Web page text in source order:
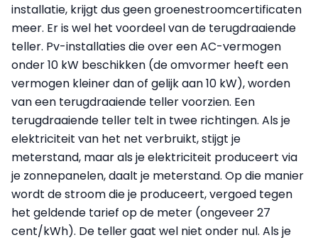
installatie, krijgt dus geen groenestroomcertificaten
meer. Er is wel het voordeel van de terugdraaiende
teller. Pv-installaties die over een AC-vermogen
onder 10 kW beschikken (de omvormer heeft een
vermogen kleiner dan of gelijk aan 10 kW), worden
van een terugdraaiende teller voorzien. Een
terugdraaiende teller telt in twee richtingen. Als je
elektriciteit van het net verbruikt, stijgt je
meterstand, maar als je elektriciteit produceert via
je zonnepanelen, daalt je meterstand. Op die manier
wordt de stroom die je produceert, vergoed tegen
het geldende tarief op de meter (ongeveer 27
cent/kWh). De teller gaat wel niet onder nul. Als je